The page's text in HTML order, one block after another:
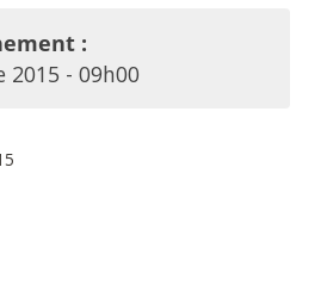
:
2015 - 09h00